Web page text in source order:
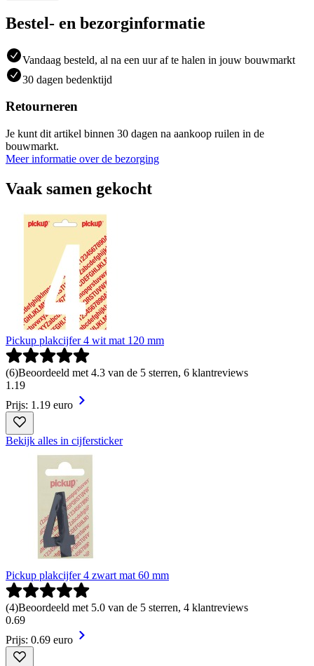
Bestel- en bezorginformatie
Vandaag besteld, al na een uur af te halen in jouw bouwmarkt
30 dagen bedenktijd
Retourneren
Je kunt dit artikel binnen 30 dagen na aankoop ruilen in de
bouwmarkt.
Meer informatie over de bezorging
Vaak samen gekocht
Pickup plakcijfer 4 wit mat 120 mm
(6)Beoordeeld met 4.3 van de 5 sterren, 6 klantreviews
1 .19
Prijs: 1.19 euro
Bekijk alles in cijfersticker
Pickup plakcijfer 4 zwart mat 60 mm
(4)Beoordeeld met 5.0 van de 5 sterren, 4 klantreviews
0.69
Prijs: 0.69 euro